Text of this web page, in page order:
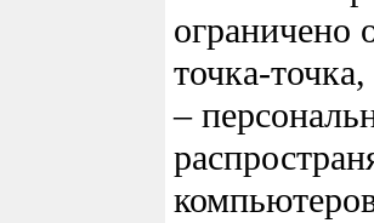
точка-
–